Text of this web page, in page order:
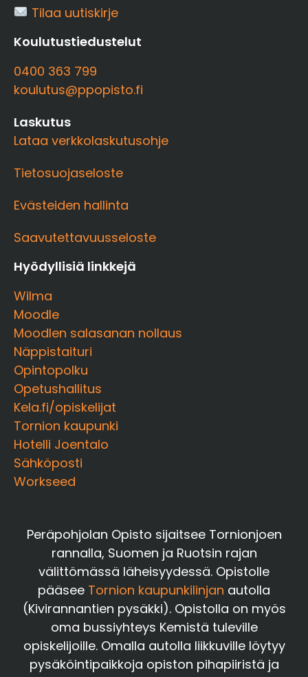
Tilaa uutiskirje
Koulutustiedustelut
0400 363 799
koulutus@ppopisto.fi
Laskutus
Lataa verkkolaskutusohje
Tietosuojaseloste
Evästeiden hallinta
Saavutettavuusseloste
Hyödyllisiä linkkejä
Wilma
Moodle
Moodlen salasanan nollaus
Näppistaituri
Opintopolku
Opetushallitus
Kela.fi/opiskelijat
Tornion kaupunki
Hotelli Joentalo
Sähköposti
Workseed
Peräpohjolan Opisto sijaitsee Tornionjoen
rannalla, Suomen ja Ruotsin rajan
välittömässä läheisyydessä. Opistolle
pääsee Tornion kaupunkilinjan autolla
(Kivirannantien pysäkki). Opistolla on myös
oma bussiyhteys Kemistä tuleville
opiskelijoille. Omalla autolla liikkuville löytyy
pysäköintipaikkoja opiston pihapiiristä ja